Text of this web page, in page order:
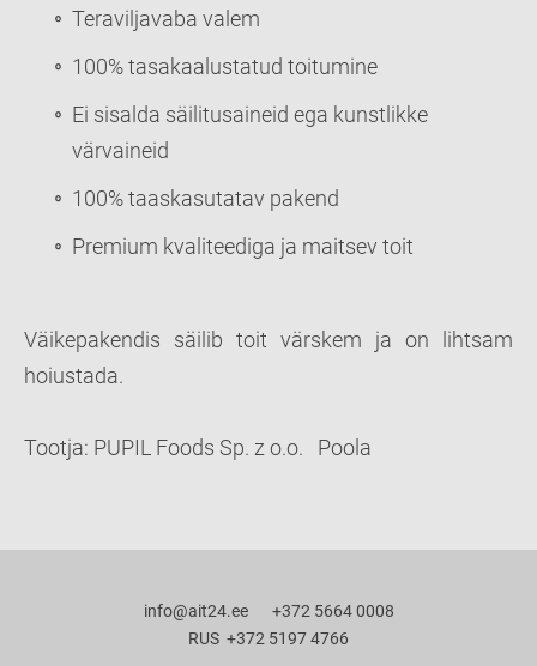
Teraviljavaba valem
100% tasakaalustatud toitumine
Ei sisalda säilitusaineid ega kunstlikke
värvaineid
100% taaskasutatav pakend
Premium kvaliteediga ja maitsev toit
Väikepakendis säilib toit värskem ja on lihtsam
hoiustada.
Tootja: PUPIL Foods Sp. z o.o. Poola
info@ait24.ee +372 5664 0008
RUS +372 5197 4766